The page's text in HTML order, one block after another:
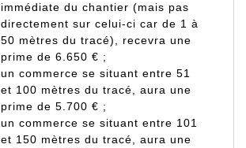
immédiate du chantier (mais pas
directement sur celui-ci car de 1 à
50 mètres du tracé), recevra une
prime de 6.650 € ;
un commerce se situant entre 51
et 100 mètres du tracé, aura une
prime de 5.700 € ;
un commerce se situant entre 101
et 150 mètres du tracé, aura une